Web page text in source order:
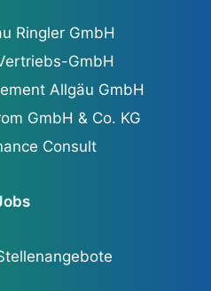
Ringler GmbH
GmbH
Allgäu GmbH
GmbH & Co. KG
Consult